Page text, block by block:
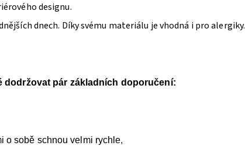
designu.
dnech. Díky svému materiálu je vhodná i pro alergiky.
dodržovat pár základních doporučení:
o sobě schnou velmi rychle,